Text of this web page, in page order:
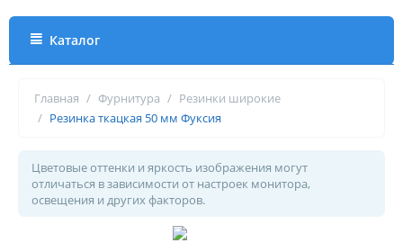
Каталог
Главная / Фурнитура / Резинки широкие
/ Резинка ткацкая 50 мм Фуксия
Цветовые оттенки и яркость изображения могут
отличаться в зависимости от настроек монитора,
освещения и других факторов.